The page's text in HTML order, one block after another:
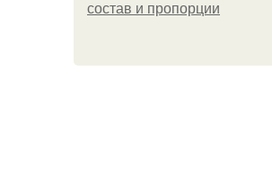
состав и пропорции